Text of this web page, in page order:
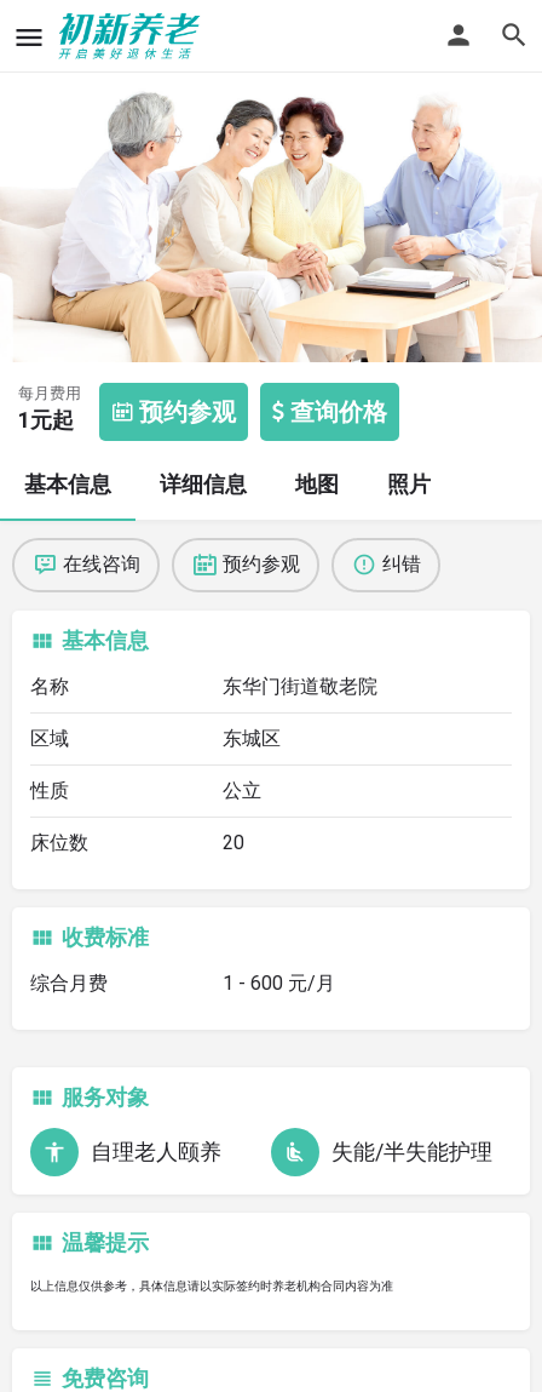
东华门街道敬老院
每月费用
1元起 预约参观 查询价格
基本信息 详细信息 地图 照片
在线咨询 预约参观 纠错
基本信息
名称 东华门街道敬老院
区域 东城区
性质 公立
床位数 20
收费标准
综合月费 1 - 600 元/月
服务对象
自理老人颐养 失能/半失能护理
温馨提示
以上信息仅供参考，具体信息请以实际签约时养老机构合同内容为准
免费咨询